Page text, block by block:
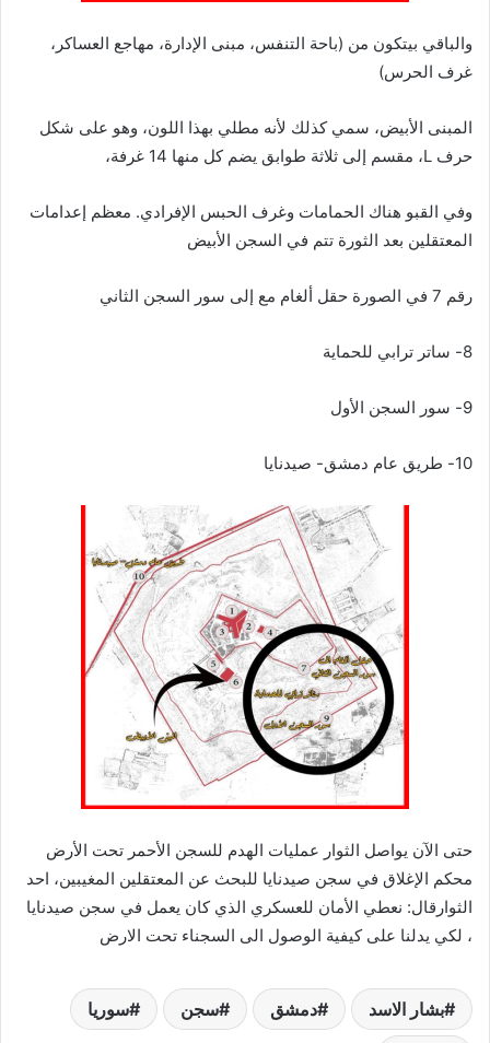
والباقي بيتكون من (باحة التنفس، مبنى الإدارة، مهاجع العساكر،
غرف الحرس)
المبنى الأبيض، سمي كذلك لأنه مطلي بهذا اللون، وهو على شكل
حرف L، مقسم إلى ثلاثة طوابق يضم كل منها 14 غرفة،
وفي القبو هناك الحمامات وغرف الحبس الإفرادي. معظم إعدامات
المعتقلين بعد الثورة تتم في السجن الأبيض
رقم 7 في الصورة حقل ألغام مع إلى سور السجن الثاني
8- ساتر ترابي للحماية
9- سور السجن الأول
10- طريق عام دمشق- صيدنايا
حتى الآن يواصل الثوار عمليات الهدم للسجن الأحمر تحت الأرض
محكم الإغلاق في سجن صيدنايا للبحث عن المعتقلين المغيبين، احد
الثوارقال: نعطي الأمان للعسكري الذي كان يعمل في سجن صيدنايا
، لكي يدلنا على كيفية الوصول الى السجناء تحت الارض
بشار الاسد دمشق سجن سوريا